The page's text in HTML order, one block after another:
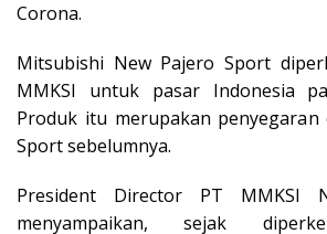
Corona.
Mitsubishi New Pajero Sport
MMKSI untuk pasar Indonesia
Produk itu merupakan penyegaran
Sport sebelumnya.
President Director PT MMKSI
menyampaikan, sejak